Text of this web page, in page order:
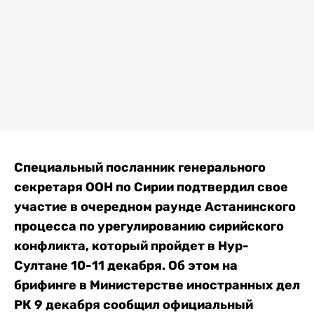
Специальный посланник генерального
секретаря ООН по Сирии подтвердил свое
участие в очередном раунде Астанинского
процесса по урегулированию сирийского
конфликта, который пройдет в Нур-
Султане 10-11 декабря. Об этом на
брифинге в Министерстве иностранных дел
РК 9 декабря сообщил официальный